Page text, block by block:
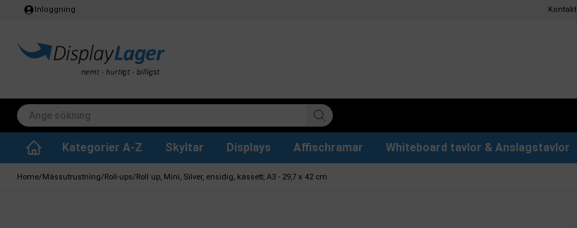
Inloggning Kontakt
Kategorier A-Z Skyltar Displays Affischramar Whiteboard tavlor & Anslagstavlor
Home/Mässutrustning/Roll-ups/Roll up, Mini, Silver, ensidig, kassett, A3 - 29,7 x 42 cm